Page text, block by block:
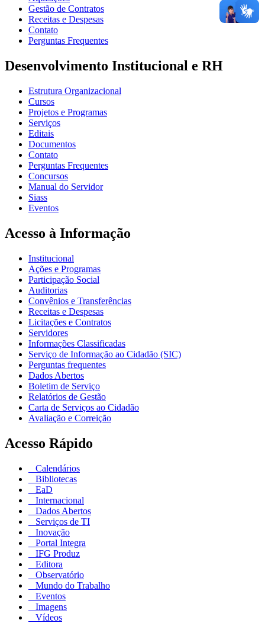
Gestão de Contratos
Receitas e Despesas
Contato
Perguntas Frequentes
Desenvolvimento Institucional e RH
Estrutura Organizacional
Cursos
Projetos e Programas
Serviços
Editais
Documentos
Contato
Perguntas Frequentes
Concursos
Manual do Servidor
Siass
Eventos
Acesso à Informação
Institucional
Ações e Programas
Participação Social
Auditorias
Convênios e Transferências
Receitas e Despesas
Licitações e Contratos
Servidores
Informações Classificadas
Serviço de Informação ao Cidadão (SIC)
Perguntas frequentes
Dados Abertos
Boletim de Serviço
Relatórios de Gestão
Carta de Serviços ao Cidadão
Avaliação e Correição
Acesso Rápido
Calendários
Bibliotecas
EaD
Internacional
Dados Abertos
Serviços de TI
Inovação
Portal Integra
IFG Produz
Editora
Observatório
Mundo do Trabalho
Eventos
Imagens
Vídeos